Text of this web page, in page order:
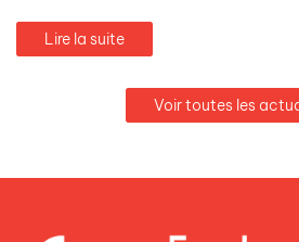
Lire la suite
Voir toutes les